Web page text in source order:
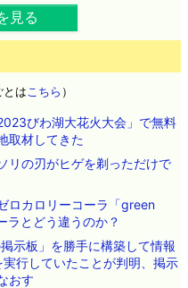
見る
とは こちら ）
びわ湖大花火大会」で無料
取材してきた
リの刃がヒゲを剃っただけで
ロカロリーコーラ「green
ラとどう違うのか？
示板」を勝手に構築して情報
行していたことが判明、掲示
おす